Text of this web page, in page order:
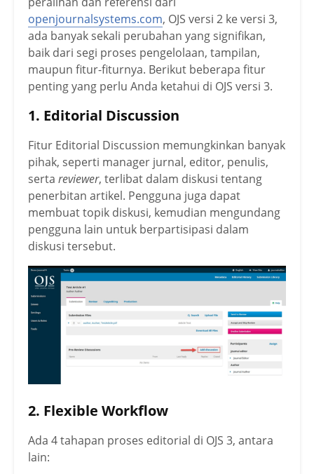
openjournalsystems.com, OJS versi 2 ke versi 3,
ada banyak sekali perubahan yang signifikan,
baik dari segi proses pengelolaan, tampilan,
maupun fitur-fiturnya. Berikut beberapa fitur
penting yang perlu Anda ketahui di OJS versi 3.
1. Editorial Discussion
Fitur Editorial Discussion memungkinkan banyak
pihak, seperti manager jurnal, editor, penulis,
serta reviewer, terlibat dalam diskusi tentang
penerbitan artikel. Pengguna juga dapat
membuat topik diskusi, kemudian mengundang
pengguna lain untuk berpartisipasi dalam
diskusi tersebut.
2. Flexible Workflow
Ada 4 tahapan proses editorial di OJS 3, antara
lain: